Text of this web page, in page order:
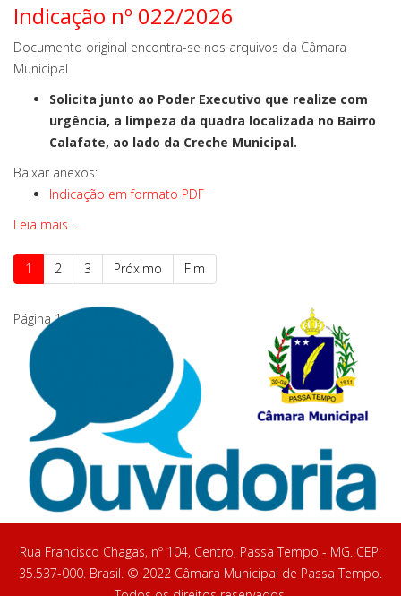
Indicação nº 022/2026
Documento original encontra-se nos arquivos da Câmara
Municipal.
Solicita junto ao Poder Executivo que realize com
urgência, a limpeza da quadra localizada no Bairro
Calafate, ao lado da Creche Municipal.
Baixar anexos:
Indicação em formato PDF
Leia mais ...
1 2 3 Próximo Fim
Página 1 de 3
Rua Francisco Chagas, nº 104, Centro, Passa Tempo - MG. CEP:
35.537-000. Brasil. © 2022 Câmara Municipal de Passa Tempo.